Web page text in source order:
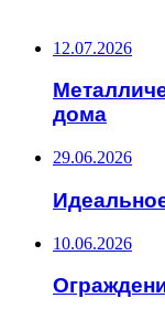
12.07.2026
дома
29.06.2026
10.06.2026